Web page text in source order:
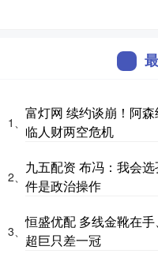
1、
富灯网 续约谈崩！阿
临人财两空危机
2、
九五配资 布冯：我会
件是政治操作
3、
恒盛优配 多线金靴在
超巨只差一冠